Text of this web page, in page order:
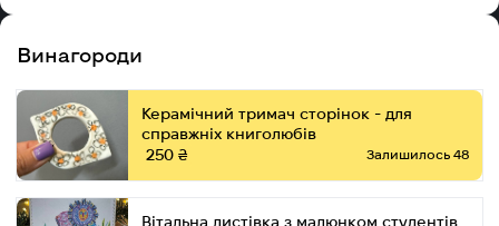
Винагороди
Керамічний тримач сторінок - для
справжніх книголюбів
250 ₴
Залишилось 48
Вітальна листівка з малюнком студентів